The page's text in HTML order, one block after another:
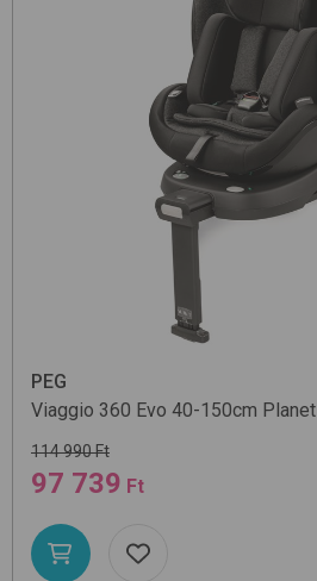
PEG
Viaggio 360 Evo 40-150cm Planet
114 990 Ft
97 739 Ft